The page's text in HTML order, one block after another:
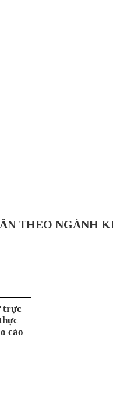
THEO NGÀNH
trực
cáo